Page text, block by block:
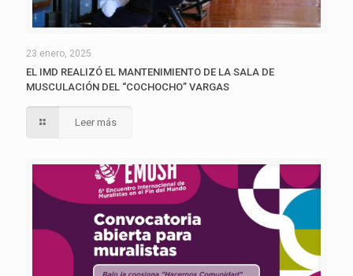
23 enero, 2025
EL IMD REALIZÓ EL MANTENIMIENTO DE LA SALA DE
MUSCULACIÓN DEL “COCHOCHO” VARGAS
Leer más